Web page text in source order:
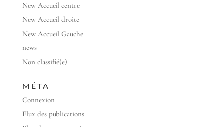
New Accueil centre
New Accueil droite
New Accueil Gauche
news
Non classifié(e)
MÉTA
Connexion
Flux des publications